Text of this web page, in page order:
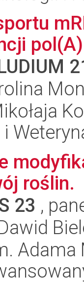
roślin.
23 ,